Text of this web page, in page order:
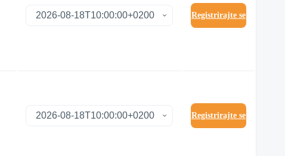
Registrirajte se
Registrirajte se